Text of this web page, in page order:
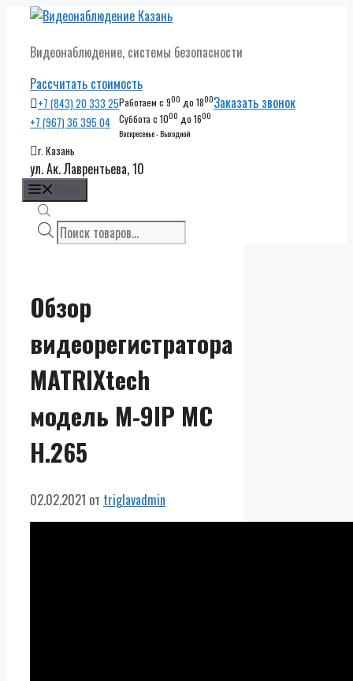
Перейти
содержимому
Видеонаблюдение, системы безопасности
Рассчитать стоимость
+7 (843) 20 333 25
+7 (967) 36 395 04
Работаем с 900 до 1800
Суббота с 1000 до 1600
Воскресенье - Выходной
Заказать звонок
г. Казань
ул. Ак. Лаврентьева, 10
Поиск
товаров
Обзор
видеорегистратора
MATRIXtech
модель M-9IP MC
H.265
02.02.2021 от triglavadmin